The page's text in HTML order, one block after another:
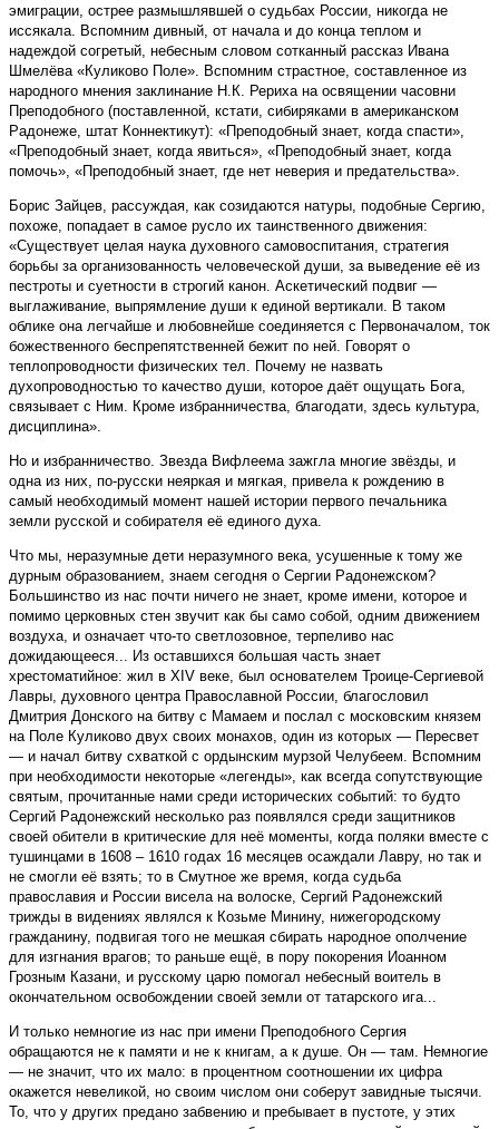
эмиграции, острее размышлявшей о судьбах России, никогда не
иссякала. Вспомним дивный, от начала и до конца теплом и
надеждой согретый, небесным словом сотканный рассказ Ивана
Шмелёва «Куликово Поле». Вспомним страстное, составленное из
народного мнения заклинание Н.К. Рериха на освящении часовни
Преподобного (поставленной, кстати, сибиряками в американском
Радонеже, штат Коннектикут): «Преподобный знает, когда спасти»,
«Преподобный знает, когда явиться», «Преподобный знает, когда
помочь», «Преподобный знает, где нет неверия и предательства».
Борис Зайцев, рассуждая, как созидаются натуры, подобные Сергию,
похоже, попадает в самое русло их таинственного движения:
«Существует целая наука духовного самовоспитания, стратегия
борьбы за организованность человеческой души, за выведение её из
пестроты и суетности в строгий канон. Аскетический подвиг —
выглаживание, выпрямление души к единой вертикали. В таком
облике она легчайше и любовнейше соединяется с Первоначалом, ток
божественного беспрепятственней бежит по ней. Говорят о
теплопроводности физических тел. Почему не назвать
духопроводностью то качество души, которое даёт ощущать Бога,
связывает с Ним. Кроме избранничества, благодати, здесь культура,
дисциплина».
Но и избранничество. Звезда Вифлеема зажгла многие звёзды, и
одна из них, по-русски неяркая и мягкая, привела к рождению в
самый необходимый момент нашей истории первого печальника
земли русской и собирателя её единого духа.
Что мы, неразумные дети неразумного века, усушенные к тому же
дурным образованием, знаем сегодня о Сергии Радонежском?
Большинство из нас почти ничего не знает, кроме имени, которое и
помимо церковных стен звучит как бы само собой, одним движением
воздуха, и означает что-то светлозовное, терпеливо нас
дожидающееся... Из оставшихся большая часть знает
хрестоматийное: жил в XIV веке, был основателем Троице-Сергиевой
Лавры, духовного центра Православной России, благословил
Дмитрия Донского на битву с Мамаем и послал с московским князем
на Поле Куликово двух своих монахов, один из которых — Пересвет
— и начал битву схваткой с ордынским мурзой Челубеем. Вспомним
при необходимости некоторые «легенды», как всегда сопутствующие
святым, прочитанные нами среди исторических событий: то будто
Сергий Радонежский несколько раз появлялся среди защитников
своей обители в критические для неё моменты, когда поляки вместе с
тушинцами в 1608 – 1610 годах 16 месяцев осаждали Лавру, но так и
не смогли её взять; то в Смутное же время, когда судьба
православия и России висела на волоске, Сергий Радонежский
трижды в видениях являлся к Козьме Минину, нижегородскому
гражданину, подвигая того не мешкая сбирать народное ополчение
для изгнания врагов; то раньше ещё, в пору покорения Иоанном
Грозным Казани, и русскому царю помогал небесный воитель в
окончательном освобождении своей земли от татарского ига...
И только немногие из нас при имени Преподобного Сергия
обращаются не к памяти и не к книгам, а к душе. Он — там. Немногие
— не значит, что их мало: в процентном соотношении их цифра
окажется невеликой, но своим числом они соберут завидные тысячи.
То, что у других предано забвению и пребывает в пустоте, у этих